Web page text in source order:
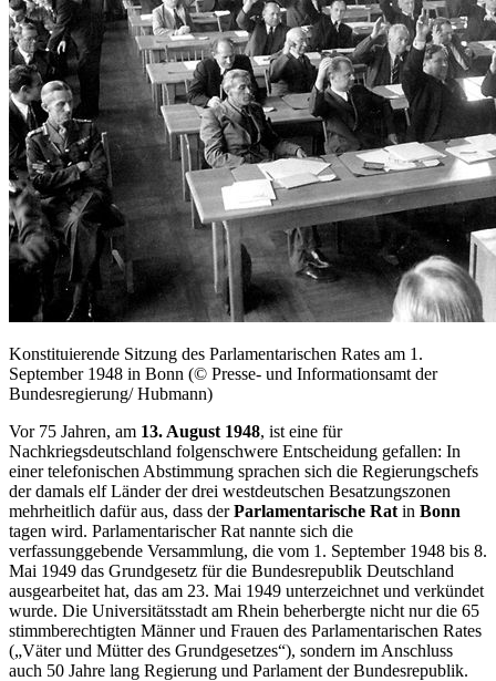
Konstituierende Sitzung des Parlamentarischen Rates am 1.
September 1948 in Bonn (© Presse- und Informationsamt der
Bundesregierung/ Hubmann)
Vor 75 Jahren, am 13. August 1948, ist eine für
Nachkriegsdeutschland folgenschwere Entscheidung gefallen: In
einer telefonischen Abstimmung sprachen sich die Regierungschefs
der damals elf Länder der drei westdeutschen Besatzungszonen
mehrheitlich dafür aus, dass derParlamentarische Rat in Bonn
tagen wird. Parlamentarischer Rat nannte sich die
verfassunggebende Versammlung, die vom 1. September 1948 bis 8.
Mai 1949 das Grundgesetz für die Bundesrepublik Deutschland
ausgearbeitet hat, das am 23. Mai 1949 unterzeichnet und verkündet
wurde. Die Universitätsstadt am Rhein beherbergte nicht nur die 65
stimmberechtigten Männer und Frauen des Parlamentarischen Rates
(„Väter und Mütter des Grundgesetzes“), sondern im Anschluss
auch 50 Jahre lang Regierung und Parlament der Bundesrepublik.